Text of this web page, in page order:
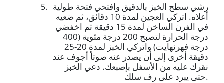
رشي سطح الخبز بالدقيق وافتحي فتحة طولية
أعلاه. اتركي العجين لمدة 10 دقائق، ثم ضعيه
في الفرن الساخن لمدة 15 دقيقة ثم اخفضي
درجة الحرارة لتصبح 200 درجة مئوية (400
درجة فهرنهايت) واتركي الخبز لمدة 20-25
دقيقة أخرى إلى أن يصدر عنه صوتاً أجوف عند
نقرك عليه من الأسفل بإصبعك. دعي الخبز
حتى يبرد على رف سلك.